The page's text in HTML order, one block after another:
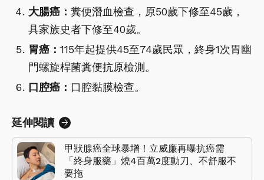
大腸癌： 糞便潛血檢查，原50歲下修至45歲，
具家族史者下修至40歲。
胃癌： 115年起提供45至74歲民眾，終身1次胃幽
門螺旋桿菌糞便抗原檢測。
口腔癌： 口腔黏膜檢查。
延伸閱讀
甲狀腺癌全球暴增！立威廉再曝抗癌需
「終身服藥」燒4百萬2度動刀、不舒服不
要拖